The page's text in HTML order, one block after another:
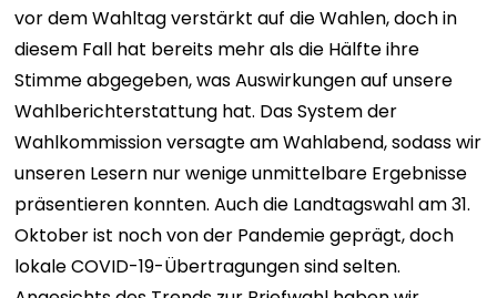
vor dem Wahltag verstärkt auf die Wahlen, doch in
diesem Fall hat bereits mehr als die Hälfte ihre
Stimme abgegeben, was Auswirkungen auf unsere
Wahlberichterstattung hat. Das System der
Wahlkommission versagte am Wahlabend, sodass wir
unseren Lesern nur wenige unmittelbare Ergebnisse
präsentieren konnten. Auch die Landtagswahl am 31.
Oktober ist noch von der Pandemie geprägt, doch
lokale COVID-19-Übertragungen sind selten.